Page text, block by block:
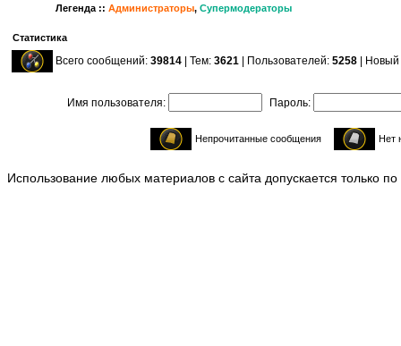
Легенда :: Администраторы, Супермодераторы
Статистика
Всего сообщений: 39814 | Тем: 3621 | Пользователей: 5258 |
Имя пользователя: Пароль:
Непрочитанные сообщения Нет
Использование любых материалов с сайта допускается только